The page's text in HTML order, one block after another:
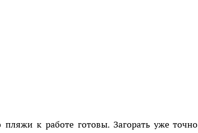
к работе готовы. Загорать уже точно